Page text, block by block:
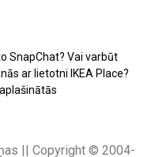
SnapChat? Vai varbūt
ar lietotni IKEA Place?
|| Copyright © 2004-